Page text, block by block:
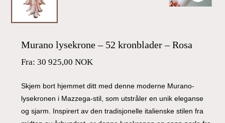
Murano lysekrone – 52 kronblader – Rosa
Fra: 30 925,00 NOK
Skjem bort hjemmet ditt med denne moderne Murano-
lysekronen i Mazzega-stil, som utstråler en unik eleganse
og sjarm. Inspirert av den tradisjonelle italienske stilen fra